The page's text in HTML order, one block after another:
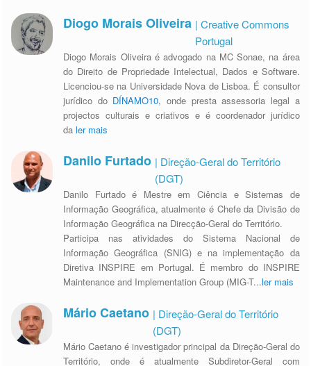
Diogo Morais Oliveira | Creative Commons
Portugal
Diogo Morais Oliveira é advogado na MC Sonae, na área
do Direito de Propriedade Intelectual, Dados e Software.
Licenciou-se na Universidade Nova de Lisboa. É consultor
jurídico do DÍNAMO10, onde presta assessoria legal a
projectos culturais e criativos e é coordenador jurídico
daler mais
Danilo Furtado | Direção-Geral do Território
(DGT)
Danilo Furtado é Mestre em Ciência e Sistemas de
Informação Geográfica, atualmente é Chefe da Divisão de
Informação Geográfica na Direcção-Geral do Território.
Participa nas atividades do Sistema Nacional de
Informação Geográfica (SNIG) e na implementação da
Diretiva INSPIRE em Portugal. É membro do INSPIRE
Maintenance and Implementation Group (MIG-T...ler mais
Mário Caetano | Direção-Geral do Território
(DGT)
Mário Caetano é investigador principal da Direção-Geral do
Território, onde é atualmente Subdiretor-Geral com